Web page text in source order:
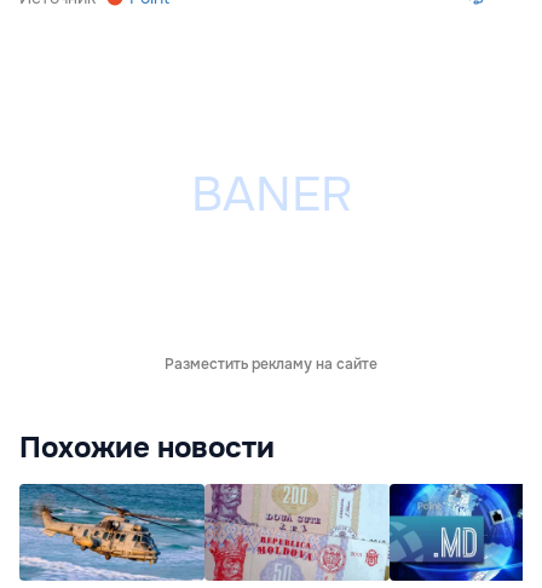
Разместить рекламу на сайте
Похожие новости